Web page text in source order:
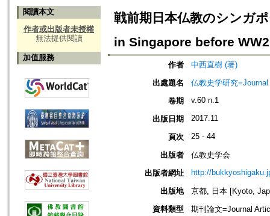
閱讀本文
作者或出版者未授權
無法提供閱讀
加值服務
戦前期日本仏教のシンガ
in Singapore before WW2
作者
中西直樹 (著)
出處題名
仏教史学研究
卷期
v.60 n.1
出版日期 2017.11
頁次 25 - 44
出版者
仏教史学会
出版者網址
http://
出版地
京都, 日本 [Kyoto,
資料類型
期刊論文=Journal